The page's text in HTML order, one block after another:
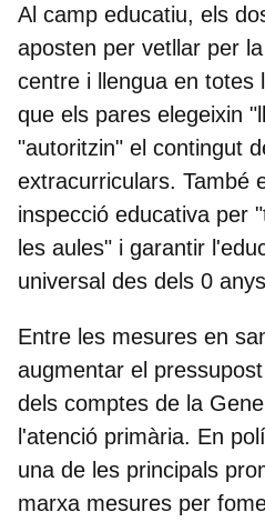
Al camp educatiu, els
aposten per vetllar per
centre i llengua en totes
que els pares elegeixin
"autoritzin" el contingut
extracurriculars. També
inspecció educativa per
les aules" i garantir
universal des dels 0
Entre les mesures en
augmentar el
dels comptes de la
l'atenció primària. En
una de les principals
marxa mesures per